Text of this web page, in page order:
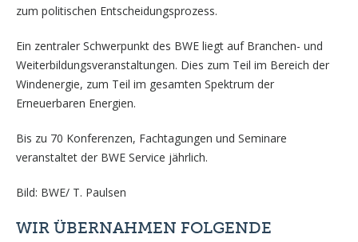
zum politischen Entscheidungsprozess.
Ein zentraler Schwerpunkt des BWE liegt auf Branchen- und
Weiterbildungsveranstaltungen. Dies zum Teil im Bereich der
Windenergie, zum Teil im gesamten Spektrum der
Erneuerbaren Energien.
Bis zu 70 Konferenzen, Fachtagungen und Seminare
veranstaltet der BWE Service jährlich.
Bild: BWE/ T. Paulsen
WIR ÜBERNAHMEN FOLGENDE